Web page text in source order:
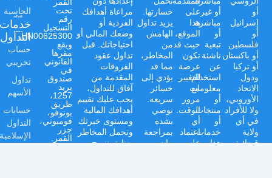
الحاسبة
خدمات
التداول
حساب
تجريبي
تداول
الأسهم
حسابات
التداول
الإسلامية
تحت
رقم
التسجيل
HN00625300،
ويقع
مقرها
القانوني
في
صندوق
بريد
1257،
طريق
بونوفو،
فومبوني،
جزر
القمر.
مراعاة أهدافك
الفردية أو
وضعك المالي أو
احتياجاتك. قبل
تداول عقود
الفروقات
المقدمة من
آفاق للتداول،
يجب عليك تقييم
أهدافك المالية
ومستوى خبرتك
وتحمل المخاطر
بعناية. ننصح
خسارتها.
يزيد تداول
الهامش
من
المخاطر،
مما قد
يؤدي إلى
خسائر
سريعة.
نوصي
بشدة
بمراجعة
بيان
على
هذا
الموقع،
حيث قد
تكون
عرضة
للتغيير
مع
مرور
الوقت.
أي
اعتماد
على
أو غير
مباشرة
أو
تبعية
ناشئة
عن
استخدام
معلومات
أو
منتجات
أو
خدمات
هذا
أو
إسرائيل
أو
فلسطين
أو باكستان
أو تركيا
ودول
الاتحاد
الأوروبي،
ولا للأفراد
في أي
ولاية
قضائية